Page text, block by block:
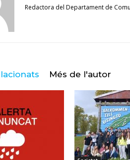
Redactora del Departament de
Més de l'autor